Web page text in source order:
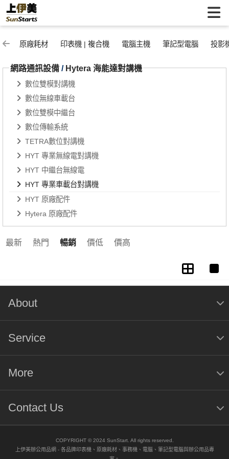
HYT 專業車載台對講機 | 上伊美辦公用品網
原廠耗材 印表機 | 複合機 電腦主機 筆記型電腦 投影
網路通訊設備 / Hytera 海能達對講機
數位雙模對講機
數位無線車載台
數位雙模中繼台
數位傳輸系統
TETRA數位對講機
HYT 專業無線電對講機
HYT 中繼台無線電
HYT 專業車載台對講機
HYT 原廠配件
Hytera 原廠配件
最新 熱門 暢銷 價低 價高
About
Service
More
Contact Us
COPYRIGHT © 2024 SunStart. All rights reserved.
上伊美辦公用品網 - 各品牌印表機、原廠耗材、事務機、電腦、筆記型電腦與辦公用品專